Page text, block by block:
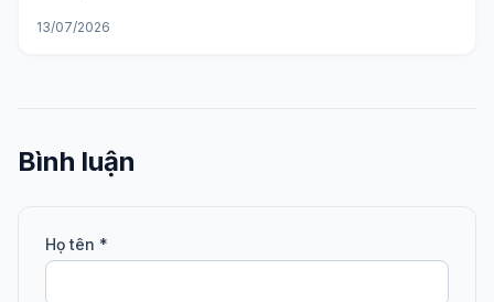
13/07/2026
Bình luận
Họ tên *